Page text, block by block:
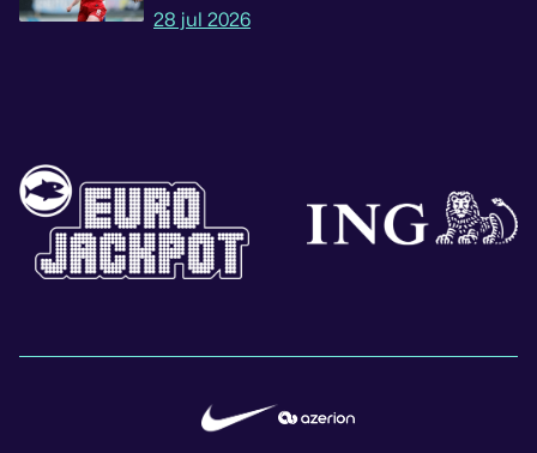
omgedraaid
28 jul 2026